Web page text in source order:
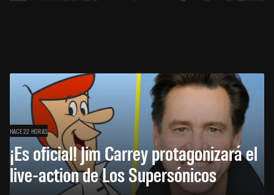
HACE 22 HORAS
¡Es oficial! Jim Carrey protagonizará el
live-action de Los Supersónicos